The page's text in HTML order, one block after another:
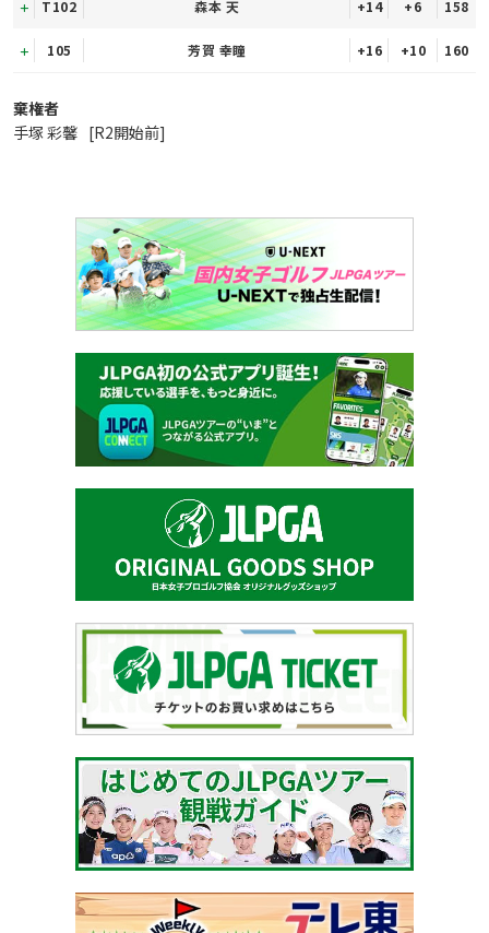
T102 森本 天 +14 +6 158
105 芳賀 幸瞳 +16 +10 160
棄権者
手塚 彩馨 [R2開始前]